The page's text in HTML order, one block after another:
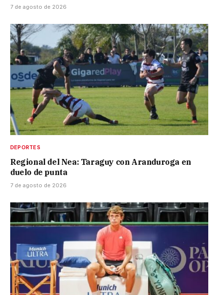
7 de agosto de 2026
DEPORTES
Regional del Nea: Taraguy con Aranduroga en
duelo de punta
7 de agosto de 2026